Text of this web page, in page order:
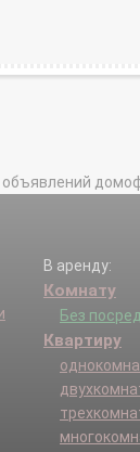
В аренду:
Комнату
Без
Квартиру